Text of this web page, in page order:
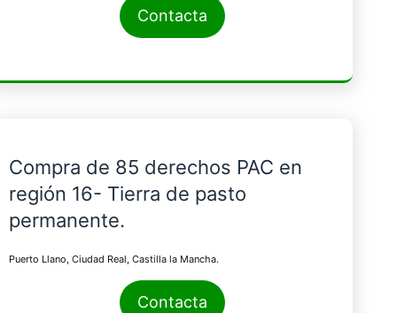
Contacta
Compra de 85 derechos PAC en
región 16- Tierra de pasto
permanente.
Puerto Llano, Ciudad Real, Castilla la Mancha.
Contacta